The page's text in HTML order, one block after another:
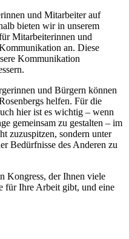
und Mitarbeiter auf
bieten wir in unserem
Mitarbeiterinnen und
an. Diese
Kommunikation
und Bürgern können
helfen. Für die
hier ist es wichtig – wenn
gemeinsam zu gestalten – im
zuzuspitzen, sondern unter
Bedürfnisse des Anderen zu
Kongress, der Ihnen viele
für Ihre Arbeit gibt, und eine